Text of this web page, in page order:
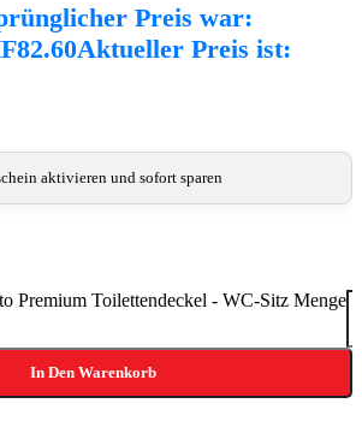
Preis war:
82.60Aktueller Preis ist:
aktivieren und sofort sparen
Premium Toilettendeckel - WC-Sitz Menge
In Den Warenkorb